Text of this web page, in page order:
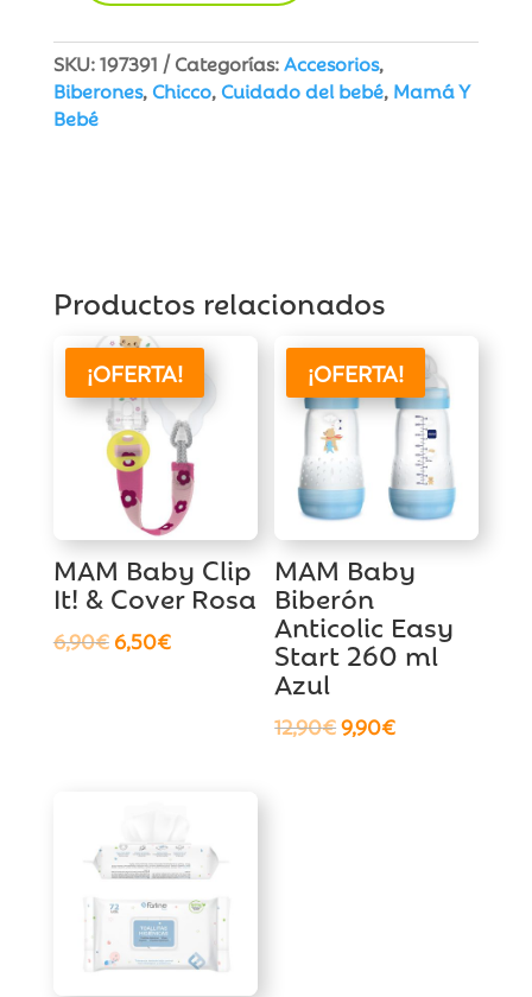
Silicona
Flujo
Rápido
+
SKU:197391 Categorías:Accesorios,
Biberones,Chicco,Cuidado del bebé, Mamá Y
Bebé
Productos relacionados
¡OFERTA!
MAM Baby Clip
It! & Cover Rosa
6,90€ El
6,50€El
¡OFERTA!
MAM Baby
Biberón
Anticolic Easy
Start 260 ml
Azul
12,90€El
9,90€El